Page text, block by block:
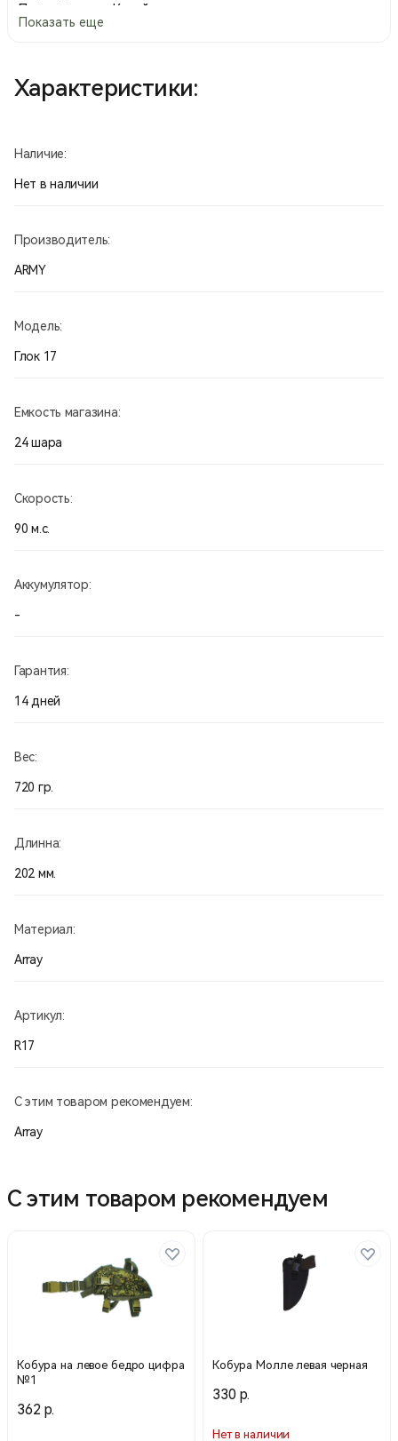
Производство Китай.
Показать еще
Характеристики:
Наличие:
Нет в наличии
Производитель:
ARMY
Модель:
Глок 17
Емкость магазина:
24 шара
Скорость:
90 м.с.
Аккумулятор:
-
Гарантия:
14 дней
Вес:
720 гр.
Длинна:
202 мм.
Материал:
Array
Артикул:
R17
С этим товаром рекомендуем:
Array
С этим товаром рекомендуем
Кобура на левое бедро цифра
№1
362 р.
Кобура Молле левая черная
330 р.
Нет в наличии